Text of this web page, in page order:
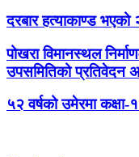
दरबार हत्याकाण्ड
पोखरा विमानस्थल
उपसमितिको प्रतिवेदन
५२ वर्षको उमेरमा